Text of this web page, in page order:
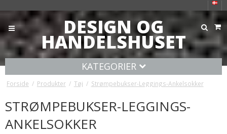
DESIGN OG
HANDELSHUSET
KATEGORIER
Forside / Produkter / Tøj / Strømpebukser-Leggings-Ankelsokker
STRØMPEBUKSER-LEGGINGS-
ANKELSOKKER